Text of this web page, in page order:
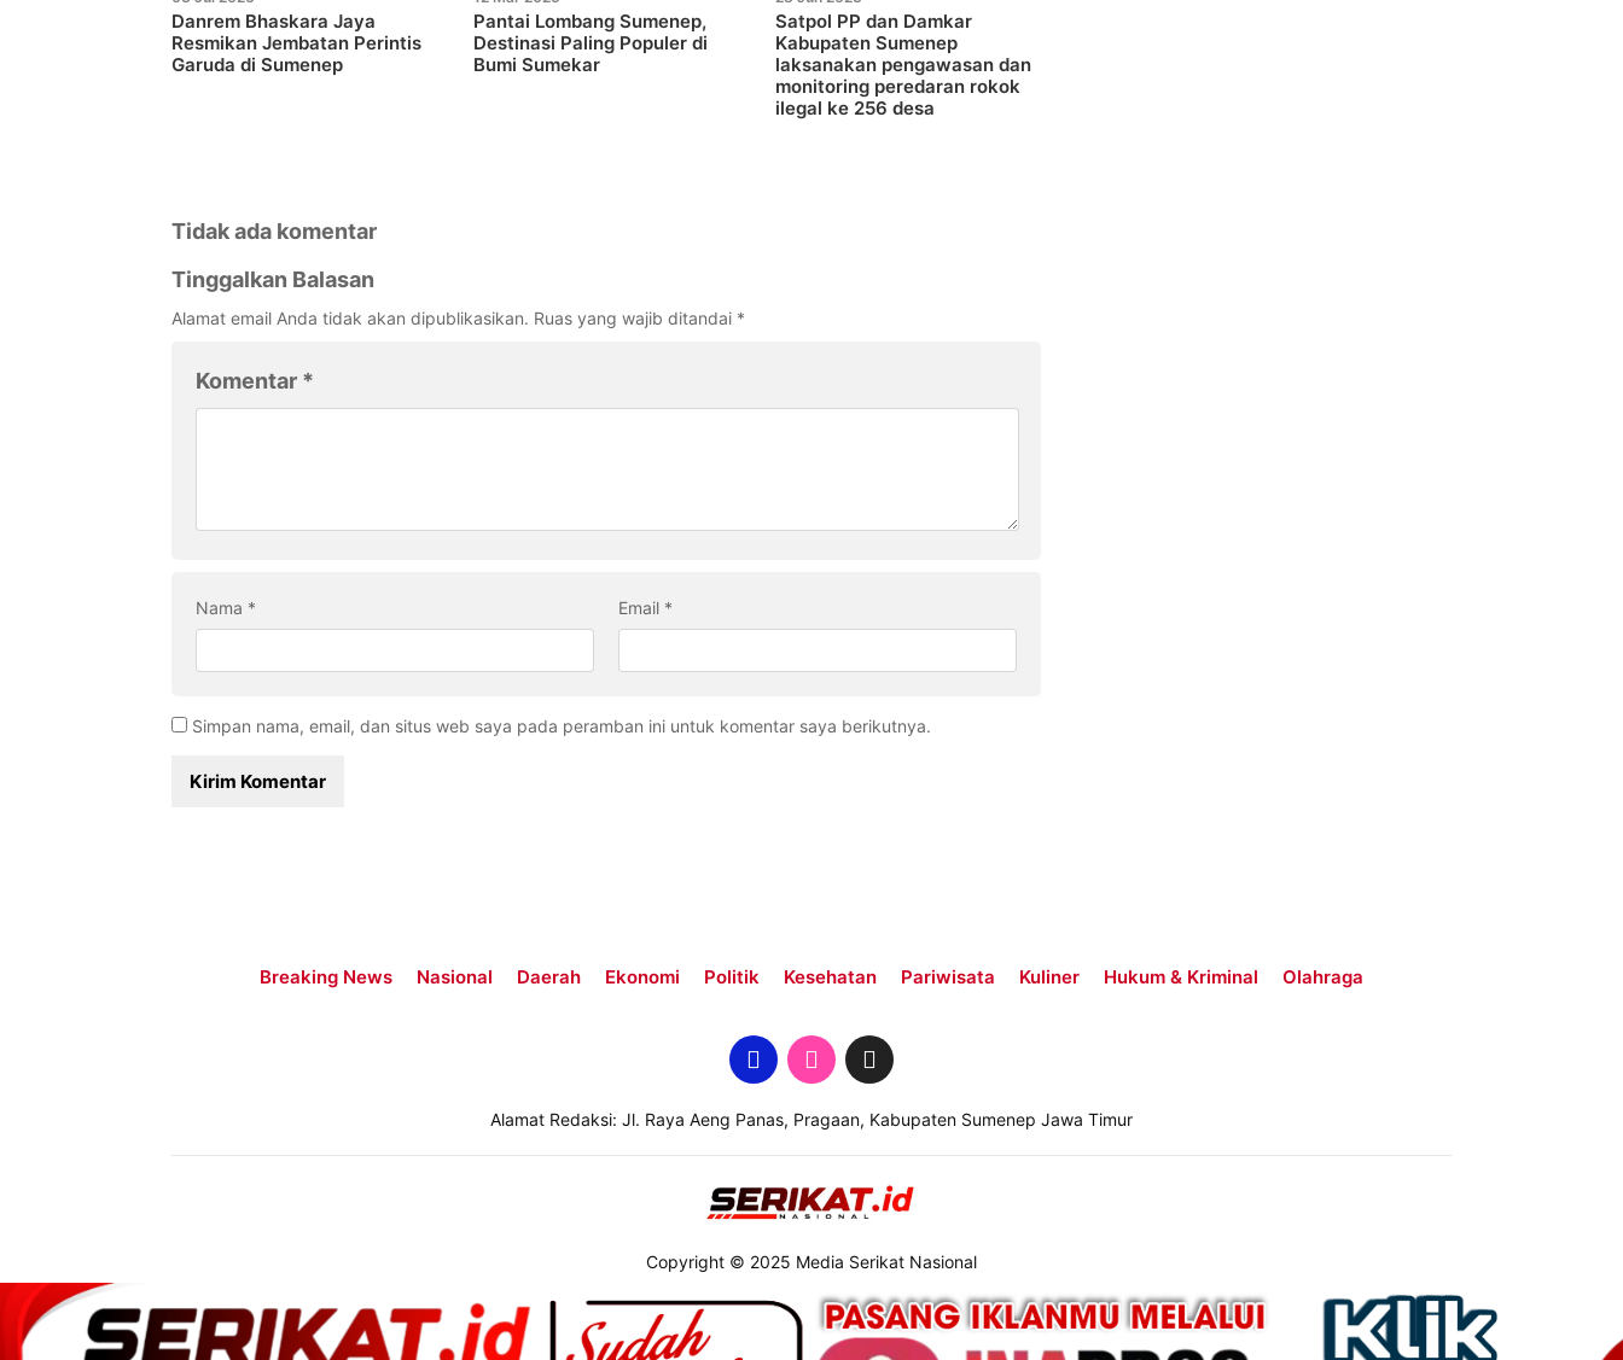
Danrem Bhaskara Jaya
Resmikan Jembatan Perintis
Garuda di Sumenep
Pantai Lombang Sumenep,
Destinasi Paling Populer di
Bumi Sumekar
Satpol PP dan Damkar
Kabupaten Sumenep
laksanakan pengawasan dan
monitoring peredaran rokok
ilegal ke 256 desa
Tidak ada komentar
Tinggalkan Balasan
Alamat email Anda tidak akan dipublikasikan. Ruas yang wajib ditandai *
Komentar *
Nama * Email *
Simpan nama, email, dan situs web saya pada peramban ini untuk komentar saya berikutnya.
Breaking News Nasional Daerah Ekonomi Politik Kesehatan Pariwisata Kuliner Hukum & Kriminal Olahraga
Alamat Redaksi: Jl. Raya Aeng Panas, Pragaan, Kabupaten Sumenep Jawa Timur
Copyright © 2025 Media Serikat Nasional